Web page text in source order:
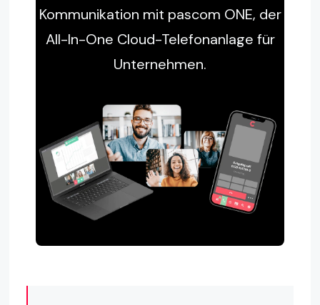
Kommunikation mit pascom ONE, der
All-In-One Cloud-Telefonanlage für
Unternehmen.